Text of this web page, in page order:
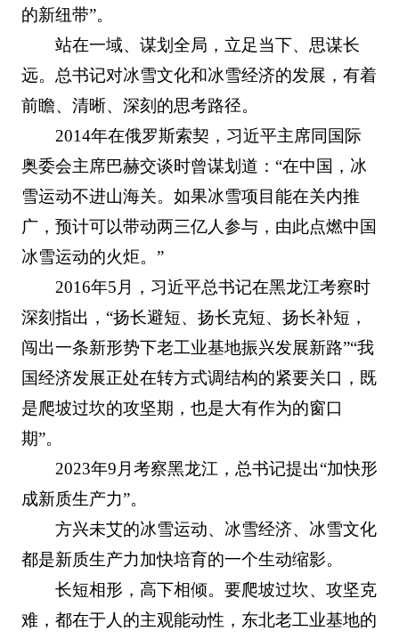
的新纽带”。
站在一域、谋划全局，立足当下、思谋长
远。总书记对冰雪文化和冰雪经济的发展，有着
前瞻、清晰、深刻的思考路径。
2014年在俄罗斯索契，习近平主席同国际
奥委会主席巴赫交谈时曾谋划道：“在中国，冰
雪运动不进山海关。如果冰雪项目能在关内推
广，预计可以带动两三亿人参与，由此点燃中国
冰雪运动的火炬。”
2016年5月，习近平总书记在黑龙江考察时
深刻指出，“扬长避短、扬长克短、扬长补短，
闯出一条新形势下老工业基地振兴发展新路”“我
国经济发展正处在转方式调结构的紧要关口，既
是爬坡过坎的攻坚期，也是大有作为的窗口
期”。
2023年9月考察黑龙江，总书记提出“加快形
成新质生产力”。
方兴未艾的冰雪运动、冰雪经济、冰雪文化
都是新质生产力加快培育的一个生动缩影。
长短相形，高下相倾。要爬坡过坎、攻坚克
难，都在于人的主观能动性，东北老工业基地的